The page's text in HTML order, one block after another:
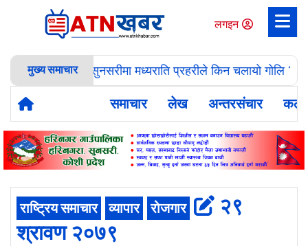
लगइन
मुख्य समाचार सुनसरीमा मध्यराति प्रहरीले किन चलायो गोलि
समाचार लेख अन्तरसंचार कला
राष्ट्रिय समाचार व्यापार रोजगार
२९
श्रावण २०७९